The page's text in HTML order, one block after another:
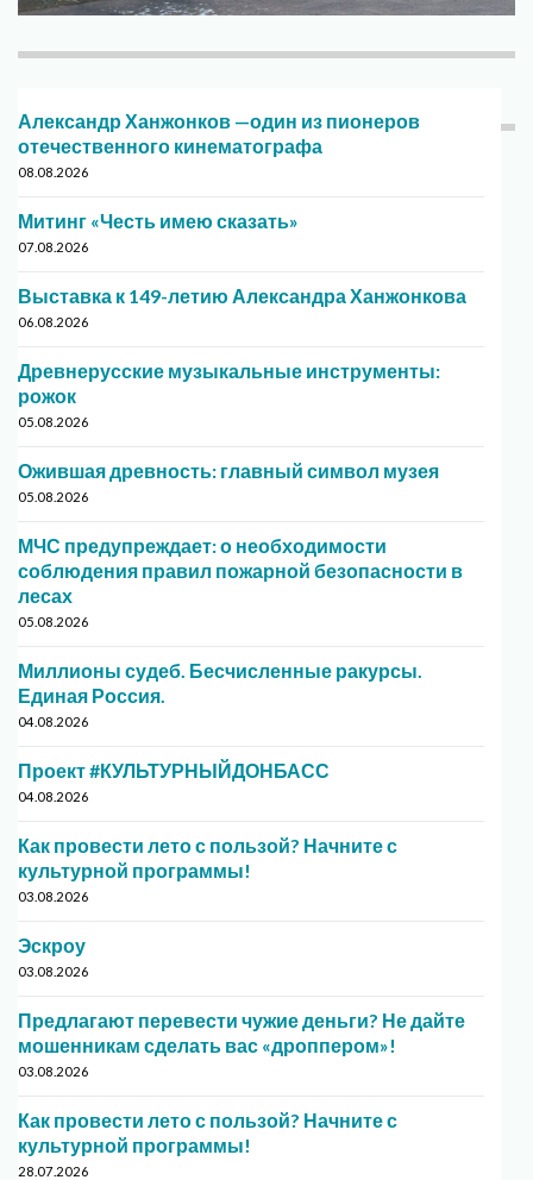
Александр Ханжонков —один из пионеров
отечественного кинематографа
08.08.2026
Митинг «Честь имею сказать»
07.08.2026
Выставка к 149-летию Александра Ханжонкова
06.08.2026
Древнерусские музыкальные инструменты:
рожок
05.08.2026
Ожившая древность: главный символ музея
05.08.2026
МЧС предупреждает: о необходимости
соблюдения правил пожарной безопасности в
лесах
05.08.2026
Миллионы судеб. Бесчисленные ракурсы.
Единая Россия.
04.08.2026
Проект #КУЛЬТУРНЫЙДОНБАСС
04.08.2026
Как провести лето с пользой? Начните с
культурной программы!
03.08.2026
Эскроу
03.08.2026
Предлагают перевести чужие деньги? Не дайте
мошенникам сделать вас «дроппером»!
03.08.2026
Как провести лето с пользой? Начните с
культурной программы!
28.07.2026